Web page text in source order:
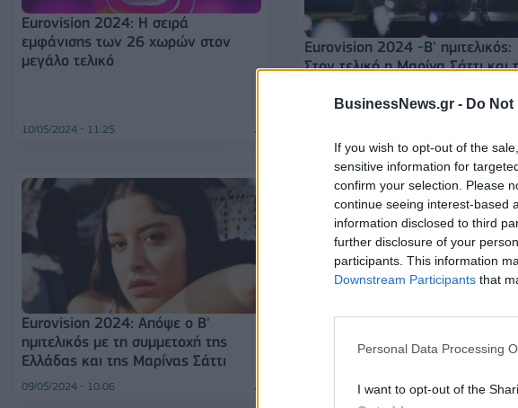
BusinessNews.gr - Do
If you wish to opt-out of the
sensitive information for
confirm your selection. Please
continue seeing interest-based
information disclosed to third
further disclosure of your
participants. This information
Downstream Participants that
Personal Data Processing
I want to opt-out of the
Eurovision 2024: Η σειρά
εμφάνισης των 26 χωρών στον
μεγάλο τελικό
10/05/2024 - 11:25
Εurovision 2024 -Β' ημιτελικός:
Στον τελικό η Μαρίνα Σάττι και
πέρασαν
Eurovision 2024: Απόψε ο Β'
ημιτελικός με τη συμμετοχή της
Ελλάδας και της Μαρίνας Σάττι
09/05/2024 - 10:06
Eurovision 2024: Απόψε στις
ο Α’ ημιτελικός σε απευθείας
07/05/2024 - 13:31